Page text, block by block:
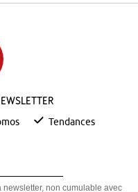
Tendances
newsletter, non cumulable avec